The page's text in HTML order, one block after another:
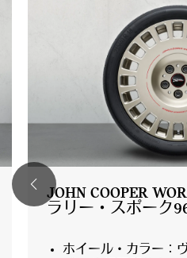
JOHN COOPER
ラリー・スポーク
ホイール・カラー：